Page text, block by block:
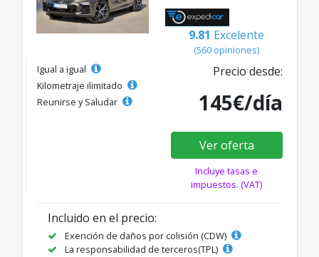
9.81 Excelente
(560 opiniones)
Igual a igual
Kilometraje ilimitado
Reunirse y Saludar
Precio desde:
145€/día
Ver oferta
Incluye tasas e
impuestos. (VAT)
Incluido en el precio:
Exención de daños por colisión (CDW)
La responsabilidad de terceros(TPL)